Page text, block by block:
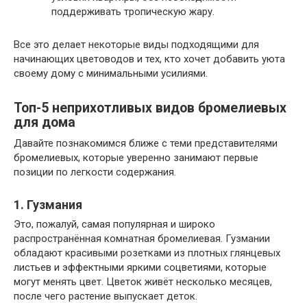
поддерживать тропическую жару.
Все это делает некоторые виды подходящими для
начинающих цветоводов и тех, кто хочет добавить уюта
своему дому с минимальными усилиями.
Топ-5 неприхотливых видов бромелиевых
для дома
Давайте познакомимся ближе с теми представителями
бромелиевых, которые уверенно занимают первые
позиции по легкости содержания.
1. Гузмания
Это, пожалуй, самая популярная и широко
распространённая комнатная бромелиевая. Гузмании
обладают красивыми розетками из плотных глянцевых
листьев и эффектными яркими соцветиями, которые
могут менять цвет. Цветок живёт несколько месяцев,
после чего растение выпускает деток.